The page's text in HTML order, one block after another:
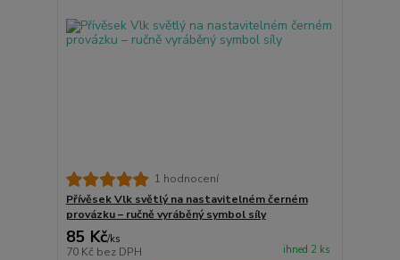
1 hodnocení
Přívěsek Vlk světlý na nastavitelném černém
provázku – ručně vyráběný symbol síly
85 Kč/ks
70 Kč bez DPH ihned 2 ks